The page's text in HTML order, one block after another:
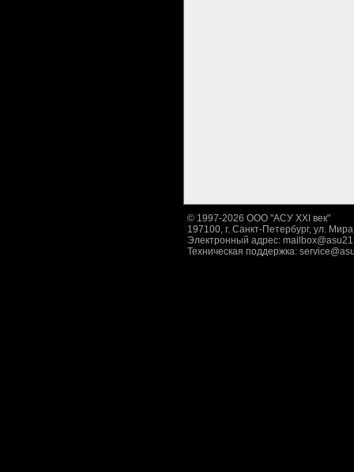
© 1997-2026 ООО "АСУ XXI век"
197100, г. Санкт-Петербург, ул.
Электронный адрес:
Техническая поддержка: